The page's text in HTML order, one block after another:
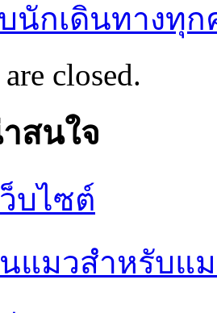
นักเดินทางทุ
closed.
สนใจ
บไซต์
นแมวสำหรับแ